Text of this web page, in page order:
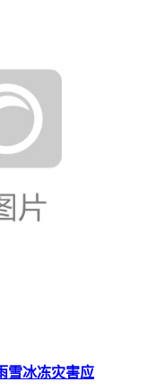
雪冰冻灾害应